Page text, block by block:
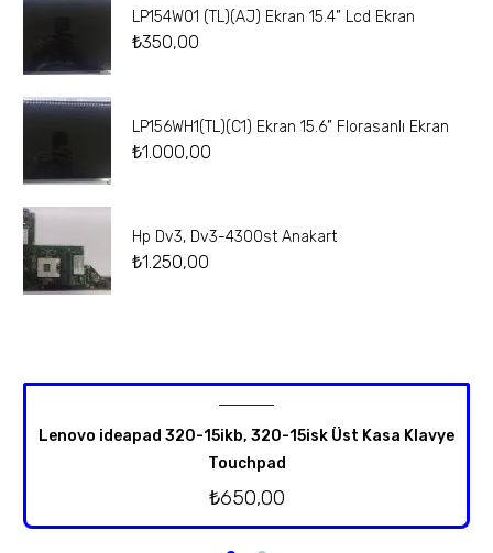
LP154W01 (TL)(AJ) Ekran 15.4” Lcd Ekran
₺350,00
LP156WH1(TL)(C1) Ekran 15.6” Florasanlı Ekran
₺1.000,00
Hp Dv3, Dv3-4300st Anakart
₺1.250,00
Lenovo ideapad 320-15ikb, 320-15isk Üst Kasa Klavye
Touchpad
₺650,00